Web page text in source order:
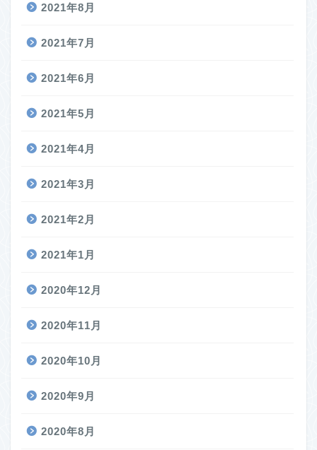
2021年8月
2021年7月
2021年6月
2021年5月
2021年4月
2021年3月
2021年2月
2021年1月
2020年12月
2020年11月
2020年10月
2020年9月
2020年8月